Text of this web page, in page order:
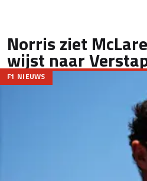
Norris ziet
wijst naar
F1 NIEUWS